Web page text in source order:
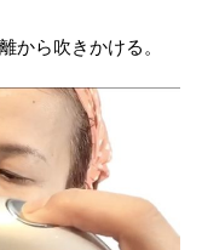
から吹きかける。